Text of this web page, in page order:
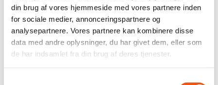
din brug af vores hjemmeside med vores partnere inden
for sociale medier, annonceringspartnere og
analysepartnere. Vores partnere kan kombinere disse
data med andre oplysninger, du har givet dem, eller som
de har indsamlet fra din brug af deres tjenester.